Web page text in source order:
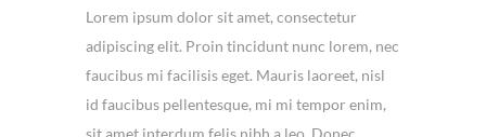
Lorem ipsum dolor sit amet, consectetur
adipiscing elit. Proin tincidunt nunc lorem, nec
faucibus mi facilisis eget. Mauris laoreet, nisl
id faucibus pellentesque, mi mi tempor enim,
sit amet interdum felis nibh a leo. Donec